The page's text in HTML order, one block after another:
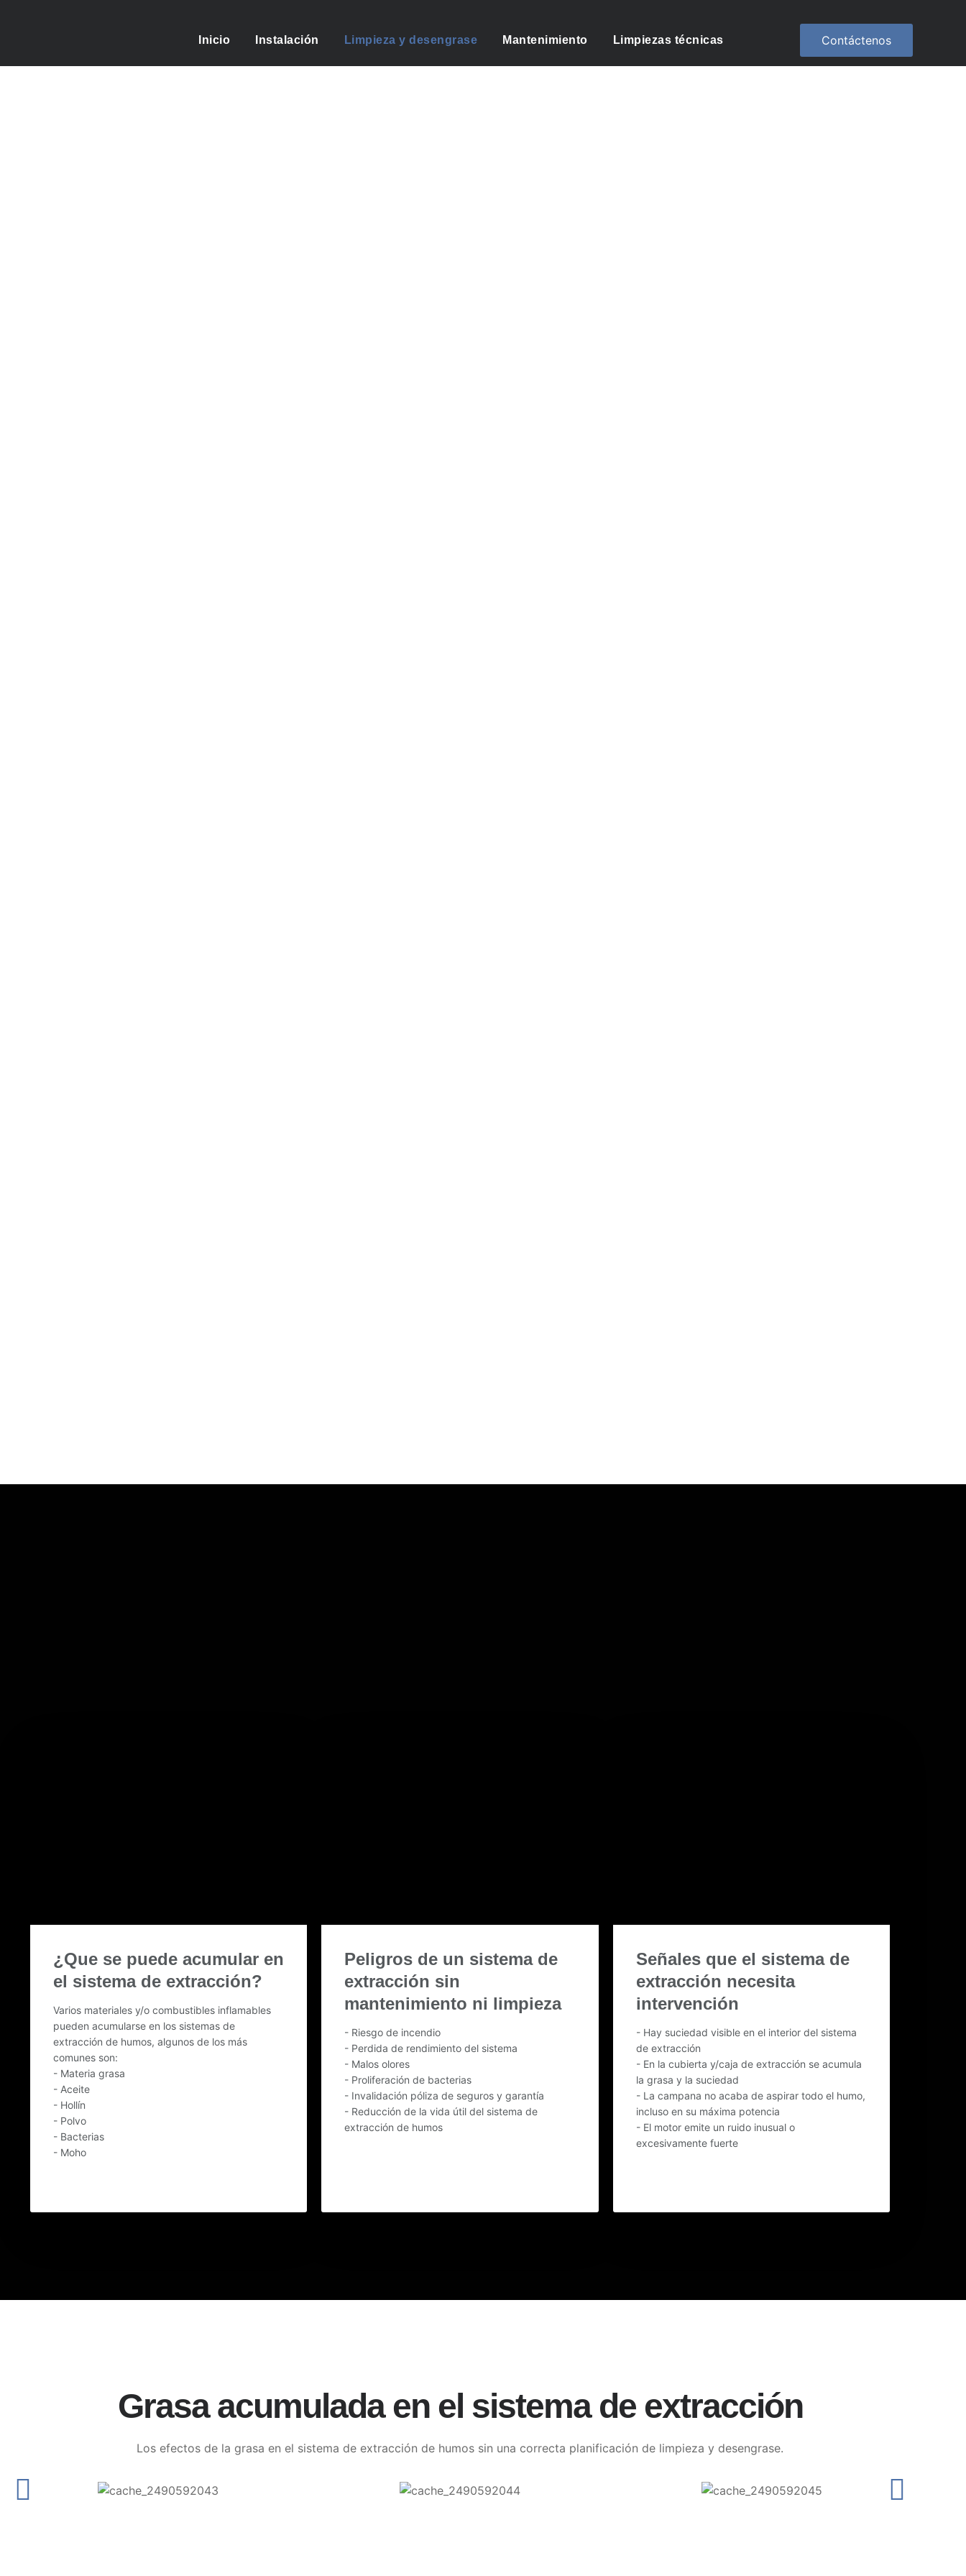
Inicio Instalación Limpieza y desengrase Mantenimiento Limpiezas técnicas Contáctenos
¿Que se puede acumular en
el sistema de extracción?
Varios materiales y/o combustibles inflamables
pueden acumularse en los sistemas de
extracción de humos, algunos de los más
comunes son:
- Materia grasa
- Aceite
- Hollín
- Polvo
- Bacterias
- Moho
Peligros de un sistema de
extracción sin
mantenimiento ni limpieza
- Riesgo de incendio
- Perdida de rendimiento del sistema
- Malos olores
- Proliferación de bacterias
- Invalidación póliza de seguros y garantía
- Reducción de la vida útil del sistema de
extracción de humos
Señales que el sistema de
extracción necesita
intervención
- Hay suciedad visible en el interior del sistema
de extracción
- En la cubierta y/caja de extracción se acumula
la grasa y la suciedad
- La campana no acaba de aspirar todo el humo,
incluso en su máxima potencia
- El motor emite un ruido inusual o
excesivamente fuerte
Grasa acumulada en el sistema de extracción
Los efectos de la grasa en el sistema de extracción de humos sin una correcta planificación de limpieza y desengrase.